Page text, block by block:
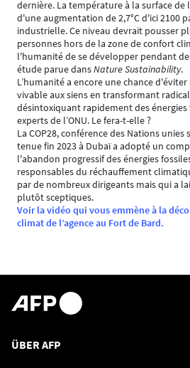
dernière. La température à la surface de
d'une augmentation de 2,7°C d'ici 2100
industrielle. Ce niveau devrait pousser
personnes hors de la zone de confort
l'humanité de se développer pendant
étude parue dansNature Sustainability.
L’humanité a encore une chance
vivable aux siens en transformant
désintoxiquant rapidement des
experts de l’ONU. Le fera-t-elle ?
La COP28, conférence des Nations unies
tenue fin 2023 à Dubaï a adopté un
l'abandon progressif des énergies
responsables du réchauffement
par de nombreux dirigeants mais qui a
plutôt sceptiques.
Voir la vidéo qui vous emmène à la
climat de l’agence au Fort de Bard.
ÜBER AFP